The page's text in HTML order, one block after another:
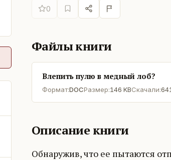
0
Файлы книги
Влепить пулю в медный лоб?
Формат:DOCРазмер:146 KBСкачали:641
Описание книги
Обнаружив, что ее пытаются